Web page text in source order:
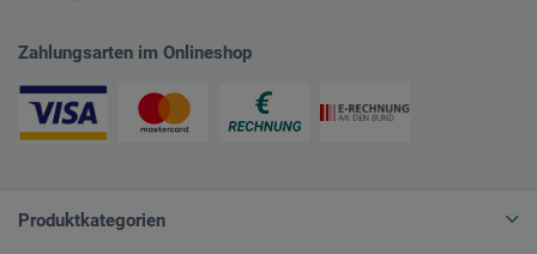
Zahlungsarten im Onlineshop
Produktkategorien